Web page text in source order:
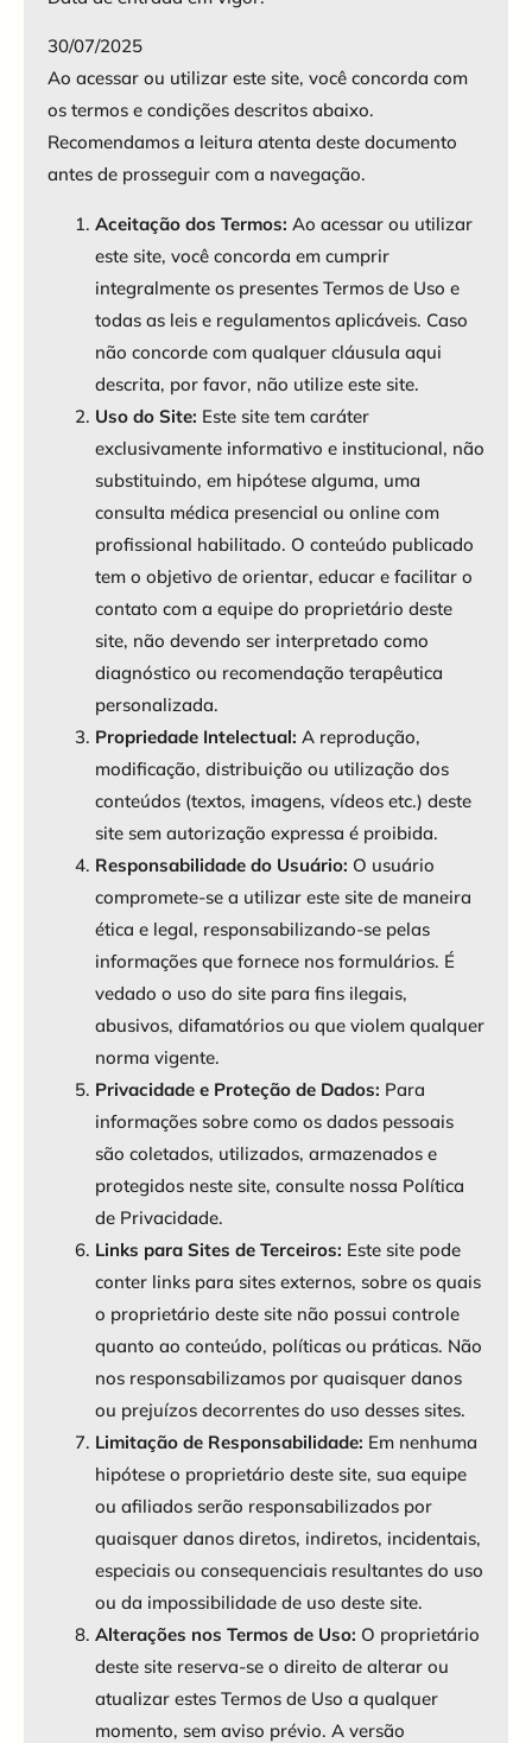
30/07/2025
Ao acessar ou utilizar este site, você concorda com
os termos e condições descritos abaixo.
Recomendamos a leitura atenta deste documento
antes de prosseguir com a navegação.
Aceitação dos Termos: Ao acessar ou utilizar
este site, você concorda em cumprir
integralmente os presentes Termos de Uso e
todas as leis e regulamentos aplicáveis. Caso
não concorde com qualquer cláusula aqui
descrita, por favor, não utilize este site.
Uso do Site: Este site tem caráter
exclusivamente informativo e institucional, não
substituindo, em hipótese alguma, uma
consulta médica presencial ou online com
profissional habilitado. O conteúdo publicado
tem o objetivo de orientar, educar e facilitar o
contato com a equipe do proprietário deste
site, não devendo ser interpretado como
diagnóstico ou recomendação terapêutica
personalizada.
Propriedade Intelectual: A reprodução,
modificação, distribuição ou utilização dos
conteúdos (textos, imagens, vídeos etc.) deste
site sem autorização expressa é proibida.
Responsabilidade do Usuário: O usuário
compromete-se a utilizar este site de maneira
ética e legal, responsabilizando-se pelas
informações que fornece nos formulários. É
vedado o uso do site para fins ilegais,
abusivos, difamatórios ou que violem qualquer
norma vigente.
Privacidade e Proteção de Dados: Para
informações sobre como os dados pessoais
são coletados, utilizados, armazenados e
protegidos neste site, consulte nossa Política
de Privacidade.
Links para Sites de Terceiros: Este site pode
conter links para sites externos, sobre os quais
o proprietário deste site não possui controle
quanto ao conteúdo, políticas ou práticas. Não
nos responsabilizamos por quaisquer danos
ou prejuízos decorrentes do uso desses sites.
Limitação de Responsabilidade: Em nenhuma
hipótese o proprietário deste site, sua equipe
ou afiliados serão responsabilizados por
quaisquer danos diretos, indiretos, incidentais,
especiais ou consequenciais resultantes do uso
ou da impossibilidade de uso deste site.
Alterações nos Termos de Uso: O proprietário
deste site reserva-se o direito de alterar ou
atualizar estes Termos de Uso a qualquer
momento, sem aviso prévio. A versão